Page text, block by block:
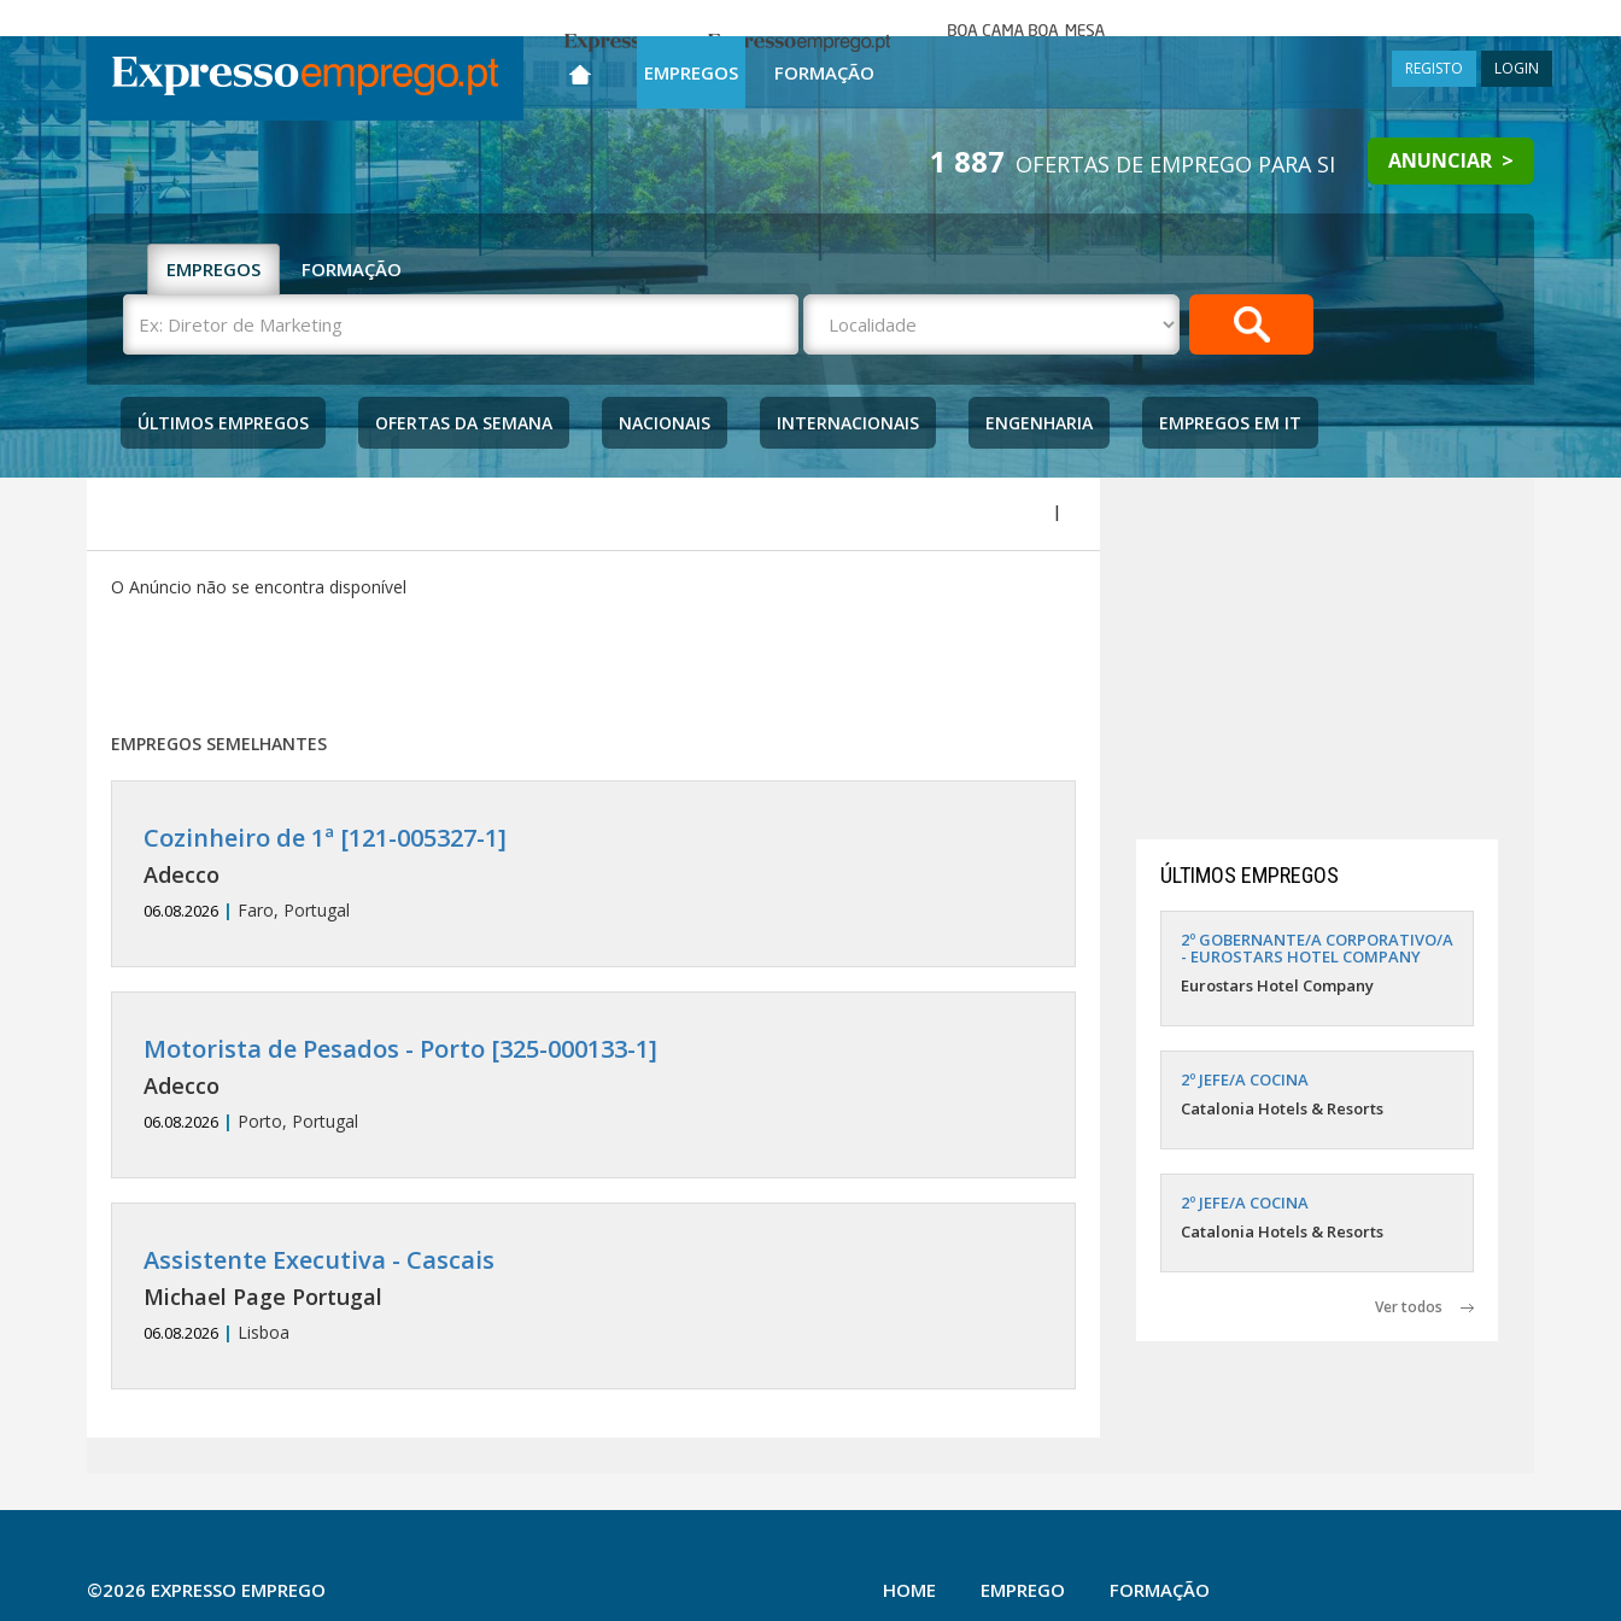
Expresso Expresso Emprego
mesa
EMPREGOS FORMAÇÃO REGISTO LOGIN
1 887 OFERTAS DE EMPREGO PARA SI ANUNCIAR >
EMPREGOS FORMAÇÃO
Ex:
Diretor
de
ÚLTIMOS EMPREGOS
OFERTAS DA SEMANA NACIONAIS INTERNACIONAIS ENGENHARIA EMPREGOS EM IT
|
O Anúncio não se encontra disponível
EMPREGOS SEMELHANTES
Cozinheiro de 1ª [121-005327-1]
Adecco
06.08.2026 | Faro, Portugal
Motorista de Pesados - Porto [325-000133-1]
Adecco
06.08.2026 | Porto, Portugal
Assistente Executiva - Cascais
Michael Page Portugal
06.08.2026 | Lisboa
ÚLTIMOS EMPREGOS
2º GOBERNANTE/A CORPORATIVO/A
- EUROSTARS HOTEL COMPANY
Eurostars Hotel Company
2º JEFE/A COCINA
Catalonia Hotels & Resorts
2º JEFE/A COCINA
Catalonia Hotels & Resorts
Ver todos
©2026 EXPRESSO EMPREGO HOME EMPREGO FORMAÇÃO